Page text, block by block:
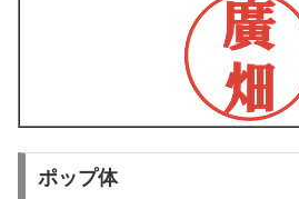
ポップ体